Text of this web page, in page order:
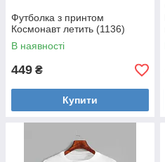
Футболка з принтом
Космонавт летить (1136)
В наявності
449 ₴
Купити